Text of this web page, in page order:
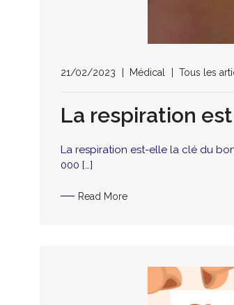
21/02/2023 Médical Tous les
La respiration
La respiration est-elle la clé du
000 […]
Read More